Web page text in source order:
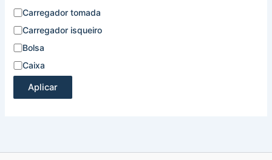
Carregador tomada
Carregador isqueiro
Bolsa
Caixa
Aplicar